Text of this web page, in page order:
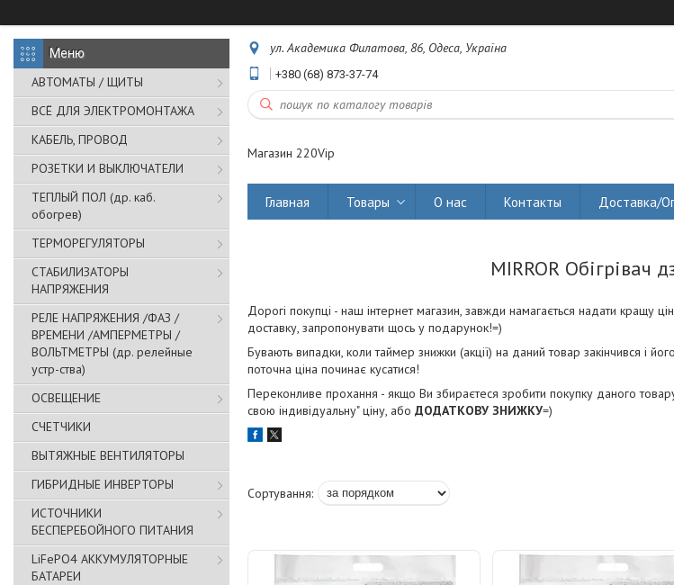
АВТОМАТЫ / ЩИТЫ
ВСЁ ДЛЯ ЭЛЕКТРОМОНТАЖА
КАБЕЛЬ, ПРОВОД
РОЗЕТКИ И ВЫКЛЮЧАТЕЛИ
ТЕПЛЫЙ ПОЛ (др. каб.
обогрев)
ТЕРМОРЕГУЛЯТОРЫ
СТАБИЛИЗАТОРЫ
НАПРЯЖЕНИЯ
РЕЛЕ НАПРЯЖЕНИЯ /ФАЗ /
ВРЕМЕНИ /АМПЕРМЕТРЫ /
ВОЛЬТМЕТРЫ (др. релейные
устр-ства)
ОСВЕЩЕНИЕ
СЧЕТЧИКИ
ВЫТЯЖНЫЕ ВЕНТИЛЯТОРЫ
ГИБРИДНЫЕ ИНВЕРТОРЫ
ИСТОЧНИКИ
БЕСПЕРЕБОЙНОГО ПИТАНИЯ
LiFePO4 АККУМУЛЯТОРНЫЕ
БАТАРЕИ
ул. Академика Филатова, 86, Одеса, Україна
+380 (68) 873-37-74
Магазин 220Vip
Главная Товары О нас Контакты Доставка/
MIRROR Обігрівач
Дорогі покупці - наш інтернет магазин, завжди намагається надати кращу
доставку, запропонувати щось у подарунок!=)
Бувають випадки, коли таймер знижки (акції) на даний товар закінчився і
поточна ціна починає кусатися!
Переконливе прохання - якщо Ви збираєтеся зробити покупку даного
свою індивідуальну" ціну, або ДОДАТКОВУ ЗНИЖКУ=)